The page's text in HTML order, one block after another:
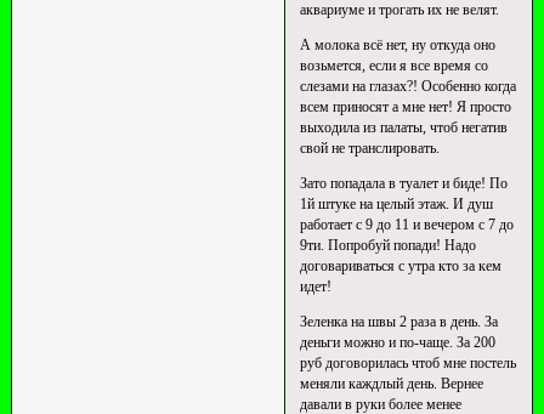
аквариуме и трогать их не велят.
А молока всё нет, ну откуда оно
возьмется, если я все время со
слезами на глазах?! Особенно когда
всем приносят а мне нет! Я просто
выходила из палаты, чтоб негатив
свой не транслировать.
Зато попадала в туалет и биде! По
1й штуке на целый этаж. И душ
работает с 9 до 11 и вечером с 7 до
9ти. Попробуй попади! Надо
договариваться с утра кто за кем
идет!
Зеленка на швы 2 раза в день. За
деньги можно и по-чаще. За 200
руб договорилась чтоб мне постель
меняли каждлый день. Вернее
давали в руки более менее